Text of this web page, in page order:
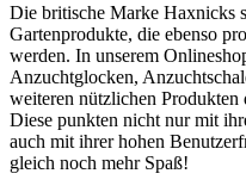
Die britische Marke Haxnicks
Gartenprodukte, die ebenso
werden. In unserem
Anzuchtglocken,
weiteren nützlichen Produkten
Diese punkten nicht nur mit
auch mit ihrer hohen
gleich noch mehr Spaß!